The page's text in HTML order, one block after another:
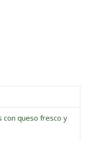
con queso fresco y